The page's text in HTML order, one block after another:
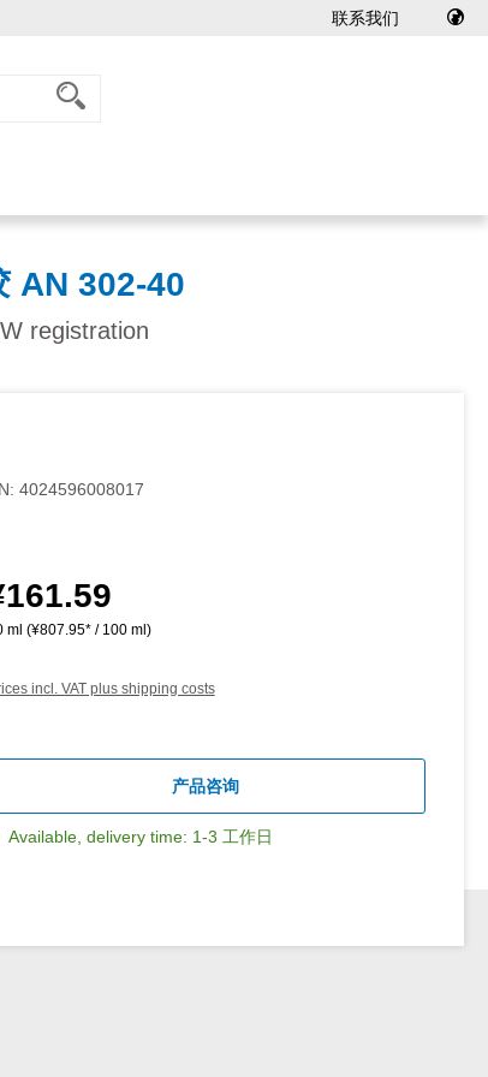
联系我们
AN 302-40
registration
4024596008017
price:
ml (¥807.95* / 100 ml)
incl. VAT plus shipping costs
产品咨询
Available, delivery time: 1-3 工作日